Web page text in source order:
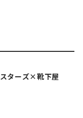
ターズ×靴下屋